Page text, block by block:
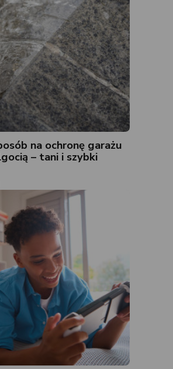
na ochronę garażu
– tani i szybki